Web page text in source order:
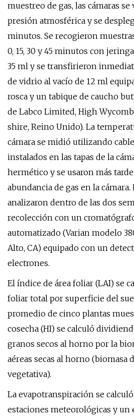
muestreo de gas, las cámaras
presión atmosférica y se
minutos. Se recogieron
0, 15, 30 y 45 minutos con
35 ml y se transfirieron
de vidrio al vacío de 12 ml
rosca y un tabique de caucho
de Labco Limited, High
shire, Reino Unido). La
cámara se midió utilizando
instalados en las tapas de la
hermético y se usaron más
abundancia de gas en la cámara.
analizaron dentro de las dos
recolección con un
automatizado (Varian modelo
Alto, CA) equipado con un
electrones.
El índice de área foliar (LAI) se
foliar total por superficie del
promedio de cinco plantas
cosecha (HI) se calculó
granos secos al horno por la
aéreas secas al horno (biomasa
vegetativa).
La evapotranspiración se
estaciones meteorológicas y un